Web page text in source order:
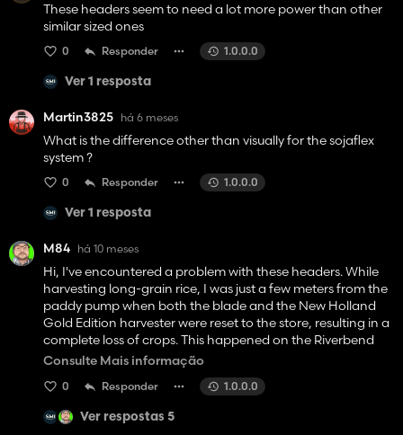
These headers seem to need a lot more power than other
similar sized ones
0 Responder 1.0.0.0
Ver 1 resposta
Martin3825 há 6 meses
What is the difference other than visually for the sojaflex
system ?
0 Responder 1.0.0.0
Ver 1 resposta
M84 há 10 meses
Hi, I've encountered a problem with these headers. While
harvesting long-grain rice, I was just a few meters from the
paddy pump when both the blade and the New Holland
Gold Edition harvester were reset to the store, resulting in a
complete loss of crops. This happened on the Riverbend
Springs map. I had the same problem at the end of a barley
field on the Hagenstedt map. I was also just a few meters
from the trailer before the reset, but luckily I only had 2,000
liters. I've obviously tried other headers, both in-game and
modded, but I haven't encountered this problem.
Consulte Mais informação
0 Responder 1.0.0.0
Ver respostas 5